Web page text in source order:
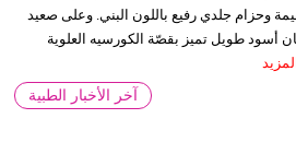
وحزام جلدي رفيع باللون البني. وعلى صعيد
أسود طويل تميز بقصّة الكورسيه العلوية
المزيد
آخر الأخبار الطبية